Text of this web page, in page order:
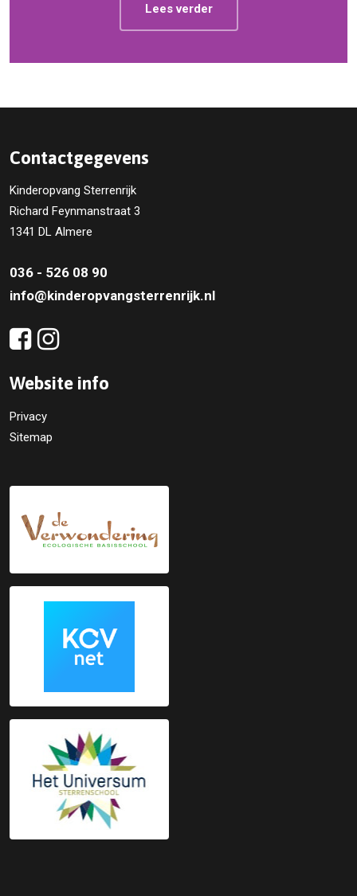
Lees verder
Contactgegevens
Kinderopvang Sterrenrijk
Richard Feynmanstraat 3
1341 DL Almere
036 - 526 08 90
info@kinderopvangsterrenrijk.nl
Website info
Privacy
Sitemap